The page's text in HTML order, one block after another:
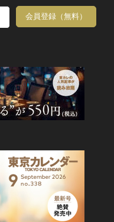
会員登録（無料）